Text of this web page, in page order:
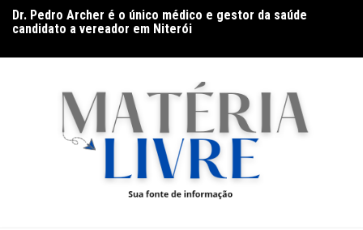
para
conteúdo
Dr. Pedro Archer é o único médico e gestor da saúde
candidato a vereador em Niterói
Grupontapé e no CEU Shopping Park